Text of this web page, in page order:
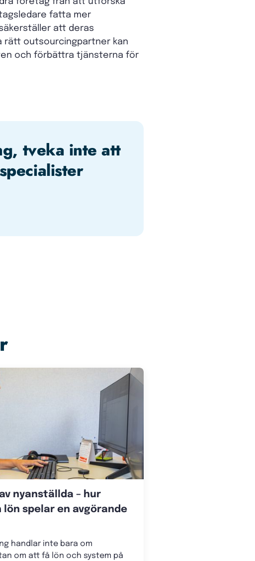
fatta mer
att deras
rätt outsourcingpartner kan
och förbättra tjänsterna för
tveka inte att
nyanställda – hur
lön spelar en avgörande
handlar inte bara om
om att få lön och system på